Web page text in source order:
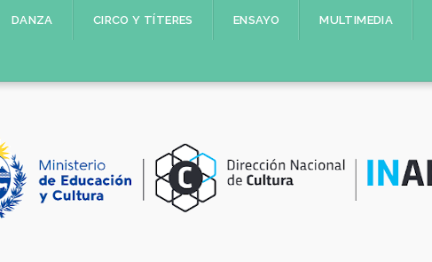
DANZA CIRCO Y TÍTERES ENSAYO MULTIMEDIA